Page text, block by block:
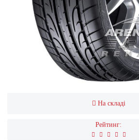
На складі
Рейтинг: